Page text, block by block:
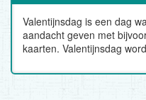
Valentijnsdag is een dag
aandacht geven met
kaarten. Valentijnsdag